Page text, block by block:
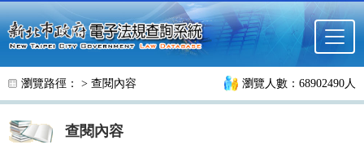
跳至主要內容
瀏覽路徑： > 查閱內容 瀏覽人數：68902490人
查閱內容